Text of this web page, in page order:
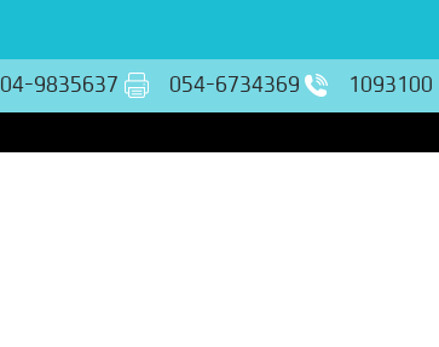
054-6734369
04-9835637